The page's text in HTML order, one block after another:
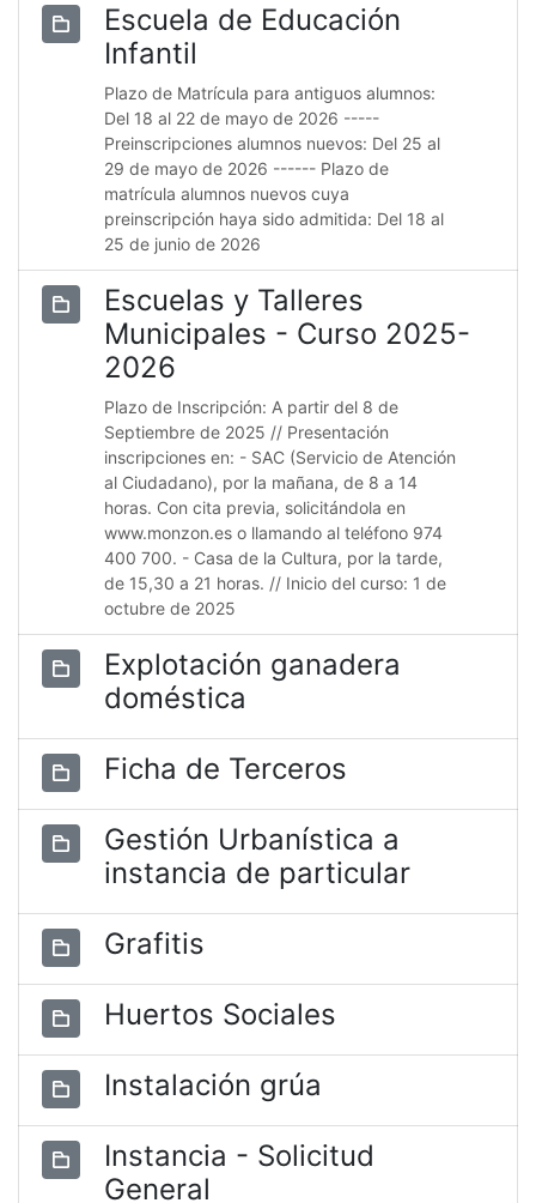
Escuela de Educación
Infantil
Plazo de Matrícula para antiguos alumnos:
Del 18 al 22 de mayo de 2026 -----
Preinscripciones alumnos nuevos: Del 25 al
29 de mayo de 2026 ------ Plazo de
matrícula alumnos nuevos cuya
preinscripción haya sido admitida: Del 18 al
25 de junio de 2026
Escuelas y Talleres
Municipales - Curso 2025-
2026
Plazo de Inscripción: A partir del 8 de
Septiembre de 2025 // Presentación
inscripciones en: - SAC (Servicio de Atención
al Ciudadano), por la mañana, de 8 a 14
horas. Con cita previa, solicitándola en
www.monzon.es o llamando al teléfono 974
400 700. - Casa de la Cultura, por la tarde,
de 15,30 a 21 horas. // Inicio del curso: 1 de
octubre de 2025
Explotación ganadera
doméstica
Ficha de Terceros
Gestión Urbanística a
instancia de particular
Grafitis
Huertos Sociales
Instalación grúa
Instancia - Solicitud
General